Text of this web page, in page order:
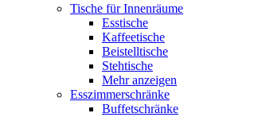
Tische für Innenräume
Esstische
Kaffeetische
Beistelltische
Stehtische
Mehr anzeigen
Esszimmerschränke
Buffetschränke